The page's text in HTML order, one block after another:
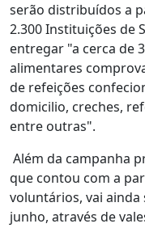
serão distribuídos a
2.300 Instituições de
entregar "a cerca de
alimentares
de refeições
domicilio, creches,
entre outras".
Além da campanha
que contou com a
voluntários, vai ainda
junho, através de